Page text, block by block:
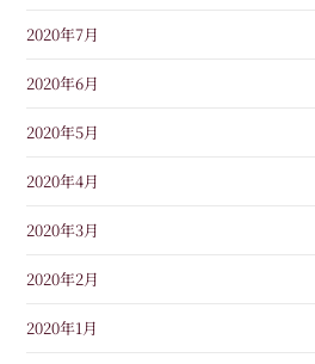
2020年7月
2020年6月
2020年5月
2020年4月
2020年3月
2020年2月
2020年1月